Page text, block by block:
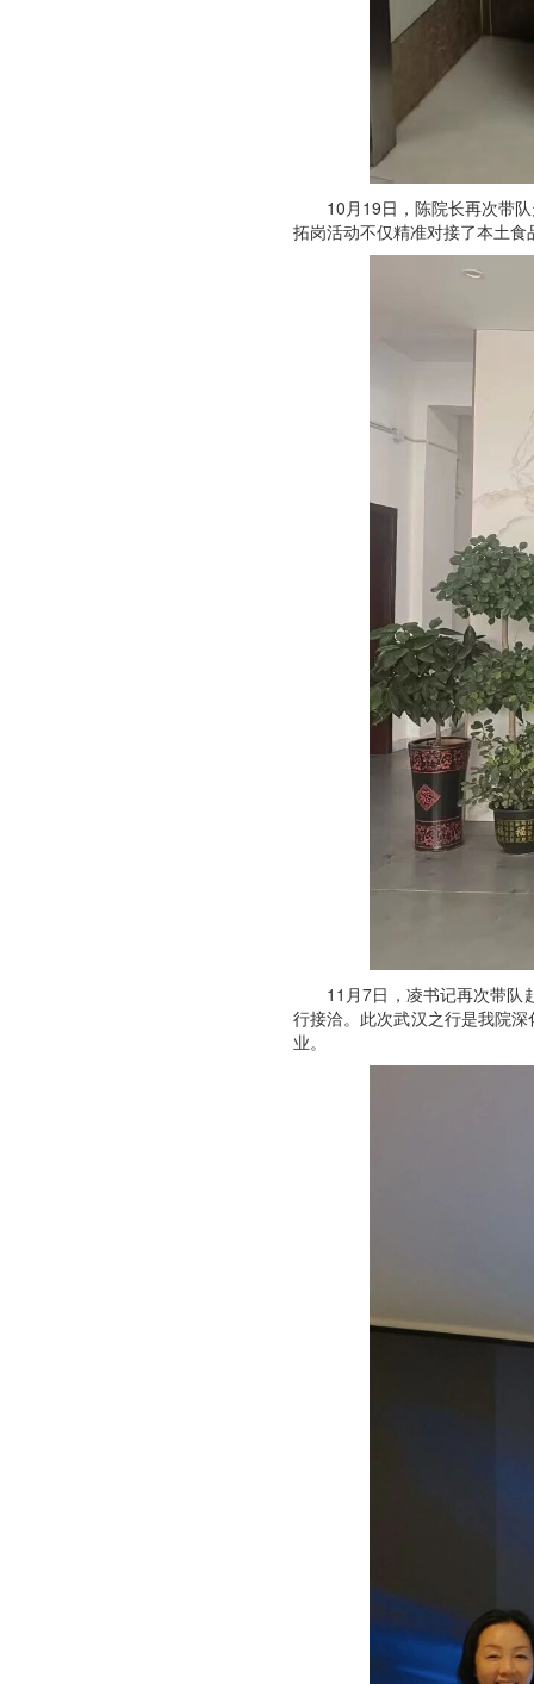
10月19日，陈院长再次带
拓岗活动不仅精准对接了本土
11月7日，凌书记再次带队
行接洽。此次武汉之行是我院
业。